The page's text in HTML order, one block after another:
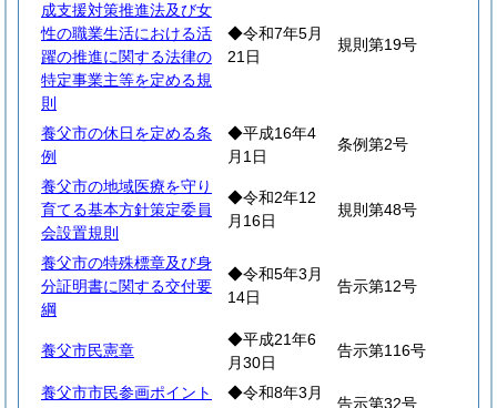
成支援対策推進法及び女
性の職業生活における活
躍の推進に関する法律の
特定事業主等を定める規
則
◆令和7年5月
21日
規則第19号
養父市の休日を定める条
例
◆平成16年4
月1日
条例第2号
養父市の地域医療を守り
育てる基本方針策定委員
会設置規則
◆令和2年12
月16日
規則第48号
養父市の特殊標章及び身
分証明書に関する交付要
綱
◆令和5年3月
14日
告示第12号
養父市民憲章
◆平成21年6
月30日
告示第116号
養父市市民参画ポイント
◆令和8年3月
告示第32号